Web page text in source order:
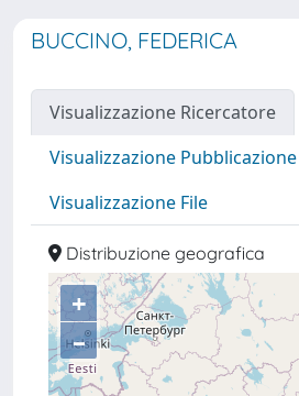
BUCCINO, FEDERICA
Visualizzazione Ricercatore
Visualizzazione Pubblicazione
Visualizzazione File
Distribuzione geografica
+
–